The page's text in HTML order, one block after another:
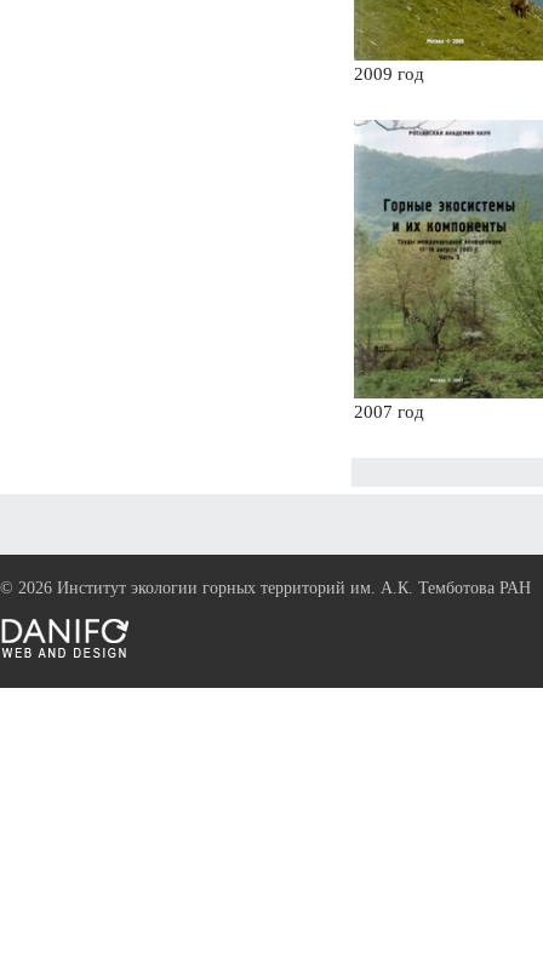
2009 год
2007 год
© 2026 Институт экологии горных территорий им. А.К. Темботова РАН